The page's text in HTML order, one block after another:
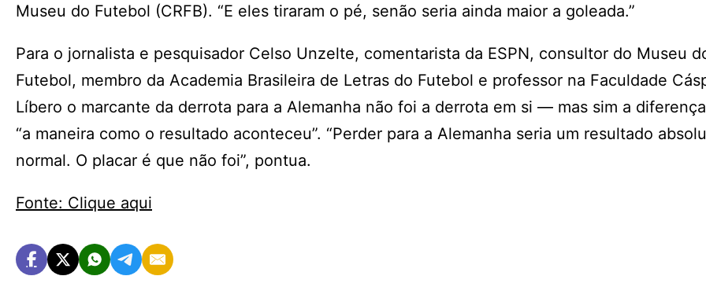
Museu do Futebol (CRFB). “E eles tiraram o pé, senão seria ainda maior a goleada.”
Para o jornalista e pesquisador Celso Unzelte, comentarista da ESPN, consultor do Museu
Futebol, membro da Academia Brasileira de Letras do Futebol e professor na Faculdade
Líbero o marcante da derrota para a Alemanha não foi a derrota em si — mas sim a
“a maneira como o resultado aconteceu”. “Perder para a Alemanha seria um resultado
normal. O placar é que não foi”, pontua.
Fonte: Clique aqui